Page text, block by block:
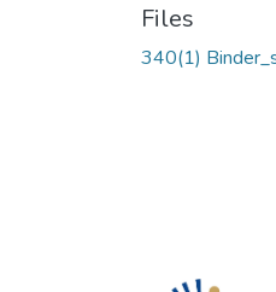
Files
340(1)